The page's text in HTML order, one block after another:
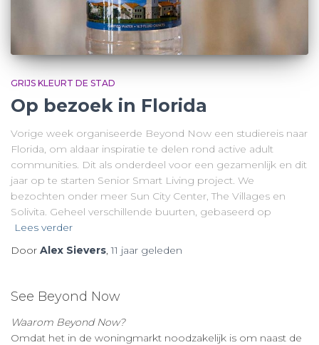
GRIJS KLEURT DE STAD
Op bezoek in Florida
Vorige week organiseerde Beyond Now een studiereis naar
Florida, om aldaar inspiratie te delen rond active adult
communities. Dit als onderdeel voor een gezamenlijk en dit
jaar op te starten Senior Smart Living project. We
bezochten onder meer Sun City Center, The Villages en
Solivita. Geheel verschillende buurten, gebaseerd op
Lees verder
Door Alex Sievers,11 jaar geleden
See Beyond Now
Waarom Beyond Now?
Omdat het in de woningmarkt noodzakelijk is om naast de